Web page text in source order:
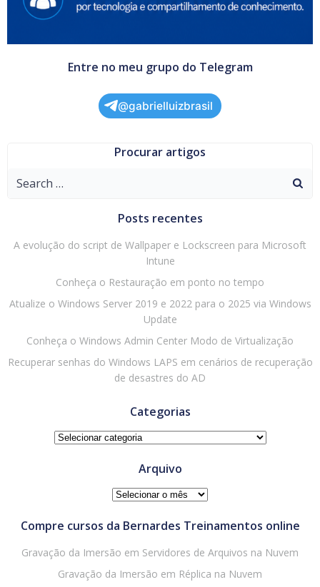
Entre no meu grupo do Telegram
@gabrielluizbrasil
Procurar artigos
Search
Posts recentes
A evolução do script de Wallpaper e Lockscreen para Microsoft
Intune
Conheça o Restauração em ponto no tempo
Atualize o Windows Server 2019 e 2022 para o 2025 via Windows
Update
Conheça o Windows Admin Center Modo de Virtualização
Recuperar senhas do Windows LAPS em cenários de recuperação
de desastres do AD
Categorias
Categorias
Arquivo
Arquivo
Compre cursos da Bernardes Treinamentos online
Gravação da Imersão em Servidores de Arquivos na Nuvem
Gravação da Imersão em Réplica na Nuvem